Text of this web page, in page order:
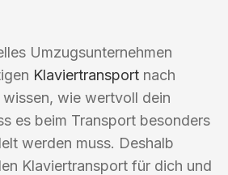
Umzugsunternehmen
Klaviertransport nach
wie wertvoll dein
es beim Transport besonders
werden muss. Deshalb
Klaviertransport für dich und